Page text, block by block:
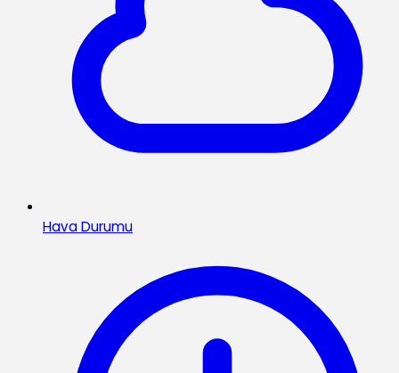
Hava Durumu